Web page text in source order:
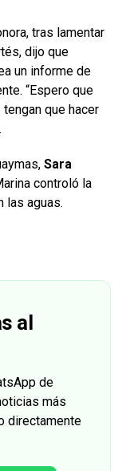
tras lamentar
dijo que
un informe de
“Espero que
que hacer
Sara
controló la
las aguas.
al
de
más
directamente